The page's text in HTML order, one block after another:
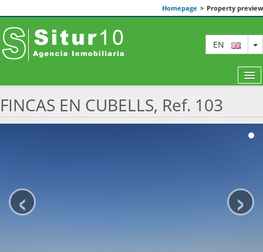
Homepage > Property preview
EN
FINCAS EN CUBELLS, Ref. 103
‹ ›